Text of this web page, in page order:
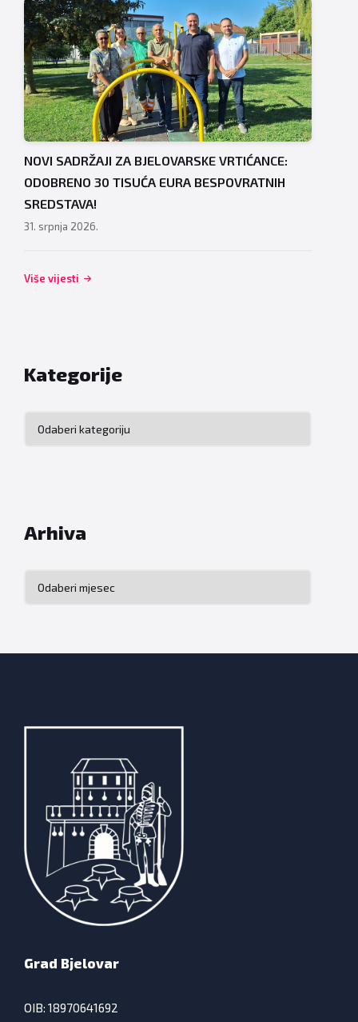
NOVI SADRŽAJI ZA BJELOVARSKE VRTIĆANCE:
ODOBRENO 30 TISUĆA EURA BESPOVRATNIH
SREDSTAVA!
31. srpnja 2026.
Više vijesti
Kategorije
Arhiva
Grad Bjelovar
OIB: 18970641692